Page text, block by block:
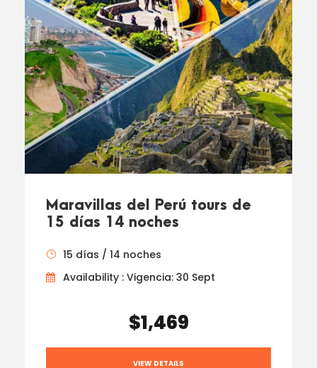
Maravillas del Perú tours de
15 días 14 noches
15 días / 14 noches
Availability : Vigencia: 30 Sept
$1,469
VIEW DETAILS